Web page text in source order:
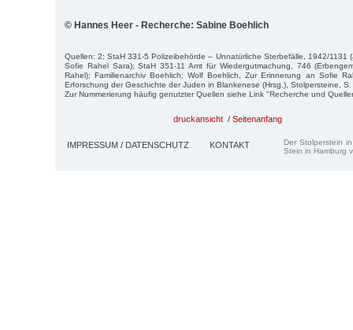
© Hannes Heer - Recherche: Sabine Boehlich
Quellen: 2; StaH 331-5 Polizeibehörde – Unnatürliche Sterbefälle, 1942/1131
Sofie Rahel Sara); StaH 351-11 Amt für Wiedergutmachung, 746
Rahel); Familienarchiv Boehlich; Wolf Boehlich, Zur Erinnerung an Sofie
Erforschung der Geschichte der Juden in Blankenese (Hrsg.), Stolpersteine,
Zur Nummerierung häufig genutzter Quellen siehe Link "Recherche und
druckansicht / Seitenanfang
IMPRESSUM / DATENSCHUTZ KONTAKT
Der Stolperstein
Stein in Hamburg